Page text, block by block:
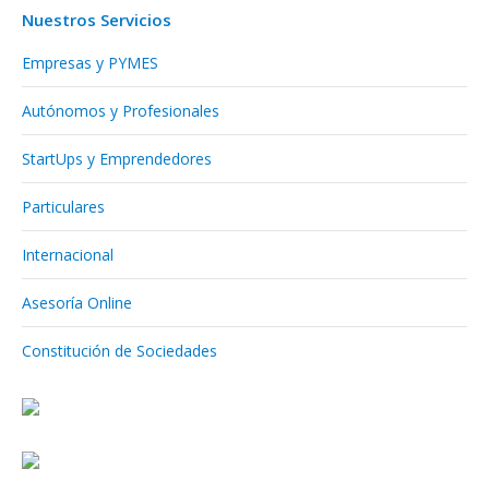
Nuestros Servicios
Empresas y PYMES
Autónomos y Profesionales
StartUps y Emprendedores
Particulares
Internacional
Asesoría Online
Constitución de Sociedades